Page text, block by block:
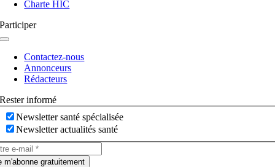
Charte HIC
Participer
Navigation
basculeContactez-nous
Annonceurs
Rédacteurs
Rester informé
Newsletter santé spécialisée
Newsletter actualités santé
m'abonne gratuitement